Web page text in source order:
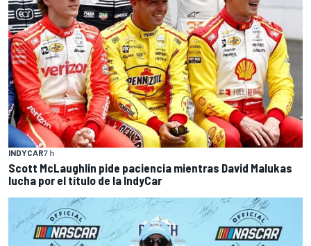
INDYCAR7 h
Scott McLaughlin pide paciencia mientras David Malukas
lucha por el título de la IndyCar